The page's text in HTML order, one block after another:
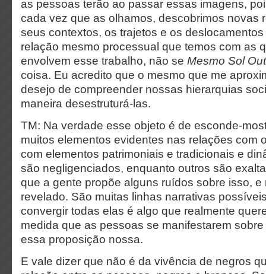
as pessoas terão ao passar essas imagens,
cada vez que as olhamos, descobrimos novas
seus contextos, os trajetos e os
relação mesmo processual que temos com as
envolvem esse trabalho, não se Mesmo Sol
coisa. Eu acredito que o mesmo que me
desejo de compreender nossas hierarquias
maneira desestruturá-las.
TM: Na verdade esse objeto é de esconde-
muitos elementos evidentes nas relações com
com elementos patrimoniais e tradicionais e
são negligenciados, enquanto outros são
que a gente propõe alguns ruídos sobre isso, e
revelado. São muitas linhas narrativas
convergir todas elas é algo que realmente
medida que as pessoas se manifestarem
essa proposição nossa.
E vale dizer que não é da vivência de negros